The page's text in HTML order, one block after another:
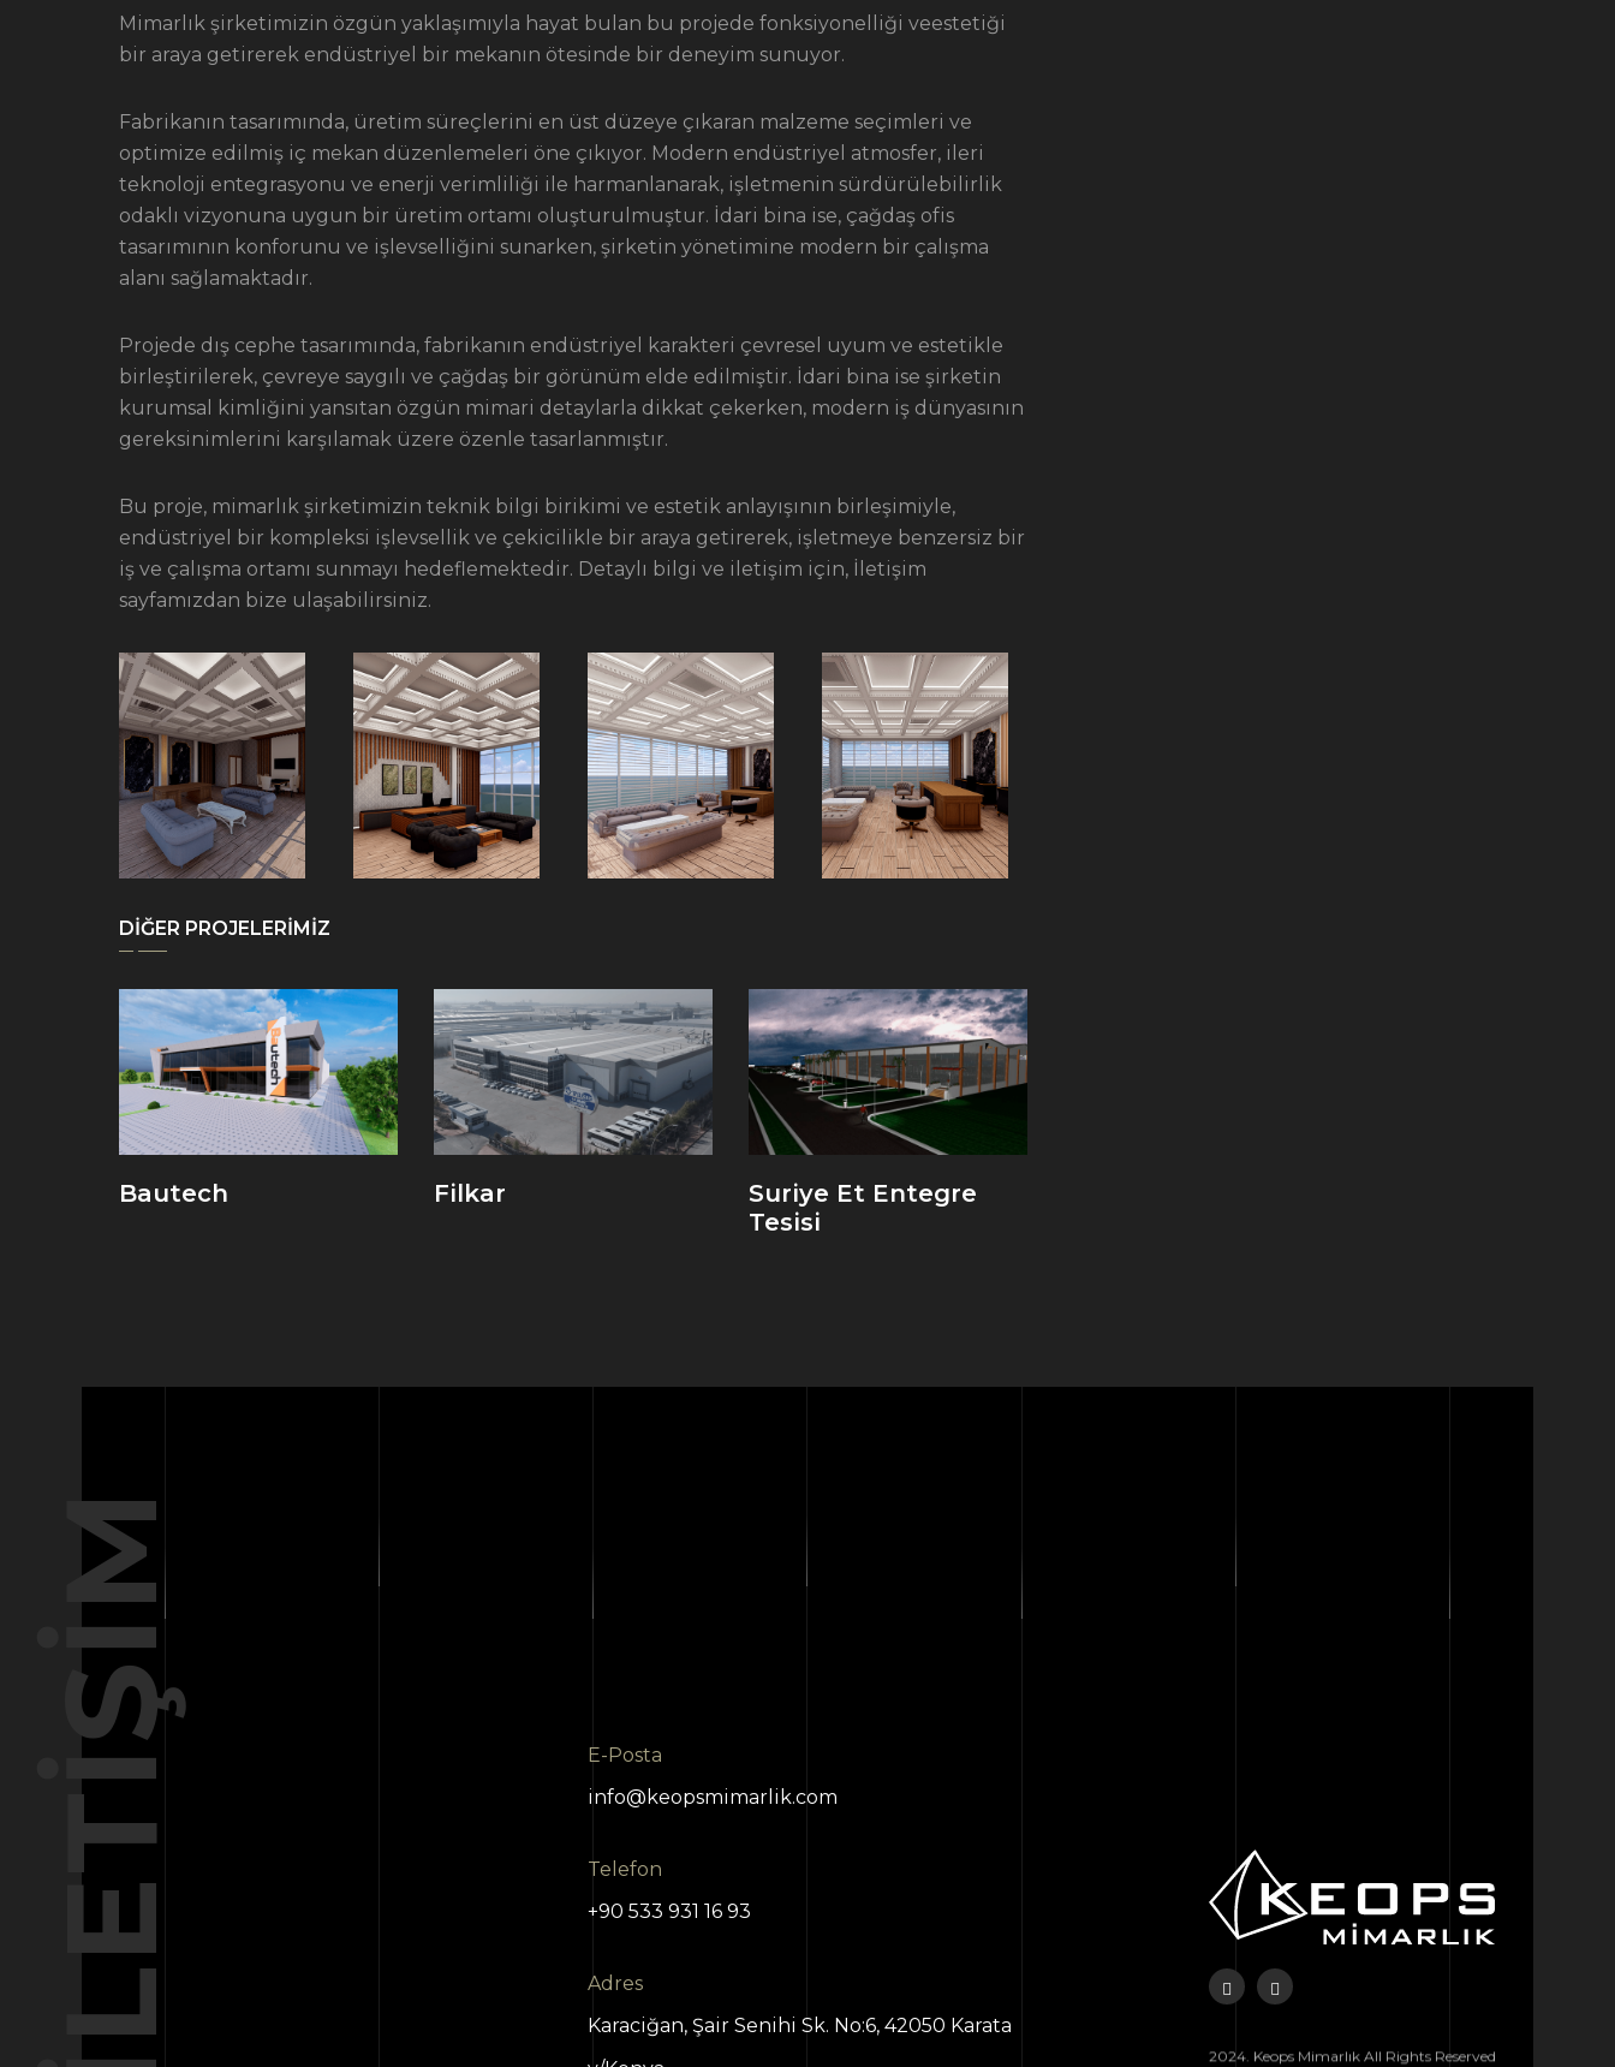
Mimarlık şirketimizin özgün yaklaşımıyla hayat bulan bu projede fonksiyonelliği veestetiği
bir araya getirerek endüstriyel bir mekanın ötesinde bir deneyim sunuyor.
Fabrikanın tasarımında, üretim süreçlerini en üst düzeye çıkaran malzeme seçimleri ve
optimize edilmiş iç mekan düzenlemeleri öne çıkıyor. Modern endüstriyel atmosfer, ileri
teknoloji entegrasyonu ve enerji verimliliği ile harmanlanarak, işletmenin sürdürülebilirlik
odaklı vizyonuna uygun bir üretim ortamı oluşturulmuştur. İdari bina ise, çağdaş ofis
tasarımının konforunu ve işlevselliğini sunarken, şirketin yönetimine modern bir çalışma
alanı sağlamaktadır.
Projede dış cephe tasarımında, fabrikanın endüstriyel karakteri çevresel uyum ve estetikle
birleştirilerek, çevreye saygılı ve çağdaş bir görünüm elde edilmiştir. İdari bina ise şirketin
kurumsal kimliğini yansıtan özgün mimari detaylarla dikkat çekerken, modern iş dünyasının
gereksinimlerini karşılamak üzere özenle tasarlanmıştır.
Bu proje, mimarlık şirketimizin teknik bilgi birikimi ve estetik anlayışının birleşimiyle,
endüstriyel bir kompleksi işlevsellik ve çekicilikle bir araya getirerek, işletmeye benzersiz bir
iş ve çalışma ortamı sunmayı hedeflemektedir. Detaylı bilgi ve iletişim için, İletişim
sayfamızdan bize ulaşabilirsiniz.
DİĞER PROJELERİMİZ
Bautech Filkar
Suriye Et Entegre
Tesisi
İLETIŞIM
E-Posta
info@keopsmimarlik.com
Telefon
+90 533 931 16 93
Adres
Karaciğan, Şair Senihi Sk. No:6, 42050 Karata
2024. Keops Mimarlık All Rights Reserved